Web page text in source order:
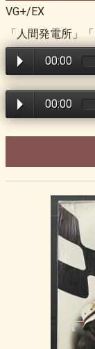
VG+/EX
「人間発電所」
00:00
00:00